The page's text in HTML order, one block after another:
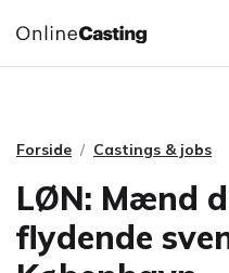
CASTINGS &
Forside Castings & jobs
LØN: Mænd
flydende